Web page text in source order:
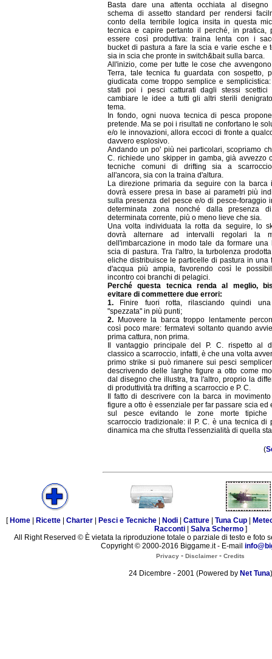
Basta dare una attenta occhiata al disegno
schema di assetto standard per rendersi
conto della terribile logica insita in questa
tecnica e capire pertanto il perché, in pratica,
essere così produttiva: traina lenta con i
bucket di pastura a fare la scia e varie esche e
sia in scia che pronte in switch&bait sulla barca.
All'inizio, come per tutte le cose che
Terra, tale tecnica fu guardata con sospetto,
giudicata come troppo semplice e
stati poi i pesci catturati dagli stessi
cambiare le idee a tutti gli altri sterili
tema.
In fondo, ogni nuova tecnica di pesca
pretende. Ma se poi i risultati ne confortano le
e/o le innovazioni, allora eccoci di fronte a
davvero esplosivo.
Andando un po' più nei particolari, scopriamo
C. richiede uno skipper in gamba, già avvezzo
tecniche comuni di drifting sia a
all'ancora, sia con la traina d'altura.
La direzione primaria da seguire con la barca
dovrà essere presa in base ai parametri più
sulla presenza del pesce e/o di pesce-foraggio
determinata zona nonché dalla presenza
determinata corrente, più o meno lieve che sia.
Una volta individuata la rotta da seguire, lo
dovrà alternare ad intervalli regolari la
dell'imbarcazione in modo tale da formare una
scia di pastura. Tra l'altro, la turbolenza
eliche distribuisce le particelle di pastura in una
d'acqua più ampia, favorendo così le
incontro coi branchi di pelagici.
Perché questa tecnica renda al meglio,
evitare di commettere due errori:
1.
Finire fuori rotta, rilasciando quindi
"spezzata" in più punti;
2. Muovere la barca troppo lentamente
così poco mare: fermatevi soltanto quando
prima cattura, non prima.
Il vantaggio principale del P. C. rispetto al
classico a scarroccio, infatti, è che una volta
primo strike si può rimanere sui pesci
descrivendo delle larghe figure a otto come
dal disegno che illustra, tra l'altro, proprio la
di produttività tra drifting a scarroccio e P. C.
Il fatto di descrivere con la barca in
figure a otto è essenziale per far passare scia ed
sul pesce evitando le zone morte tipiche
scarroccio tradizionale: il P. C. è una tecnica di
dinamica ma che sfrutta l'essenzialità di quella
(
[ Home Ricette Charter Pesci e Tecniche Nodi Catture Tuna Cup
Racconti| Salva Schermo]
All Right Reserved © È vietata la riproduzione totale o parziale di testo e foto
Copyright © 2000-2016 Biggame.it - E-mail
Privacy - Disclaimer - Credits
24 Dicembre - 2001 (Powered by Net Tuna)